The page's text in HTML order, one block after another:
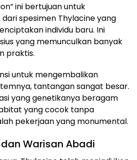
ini bertujuan untuk
spesimen Thylacine yang
individu baru. Ini
yang memunculkan banyak
praktis.
untuk mengembalikan
tantangan sangat besar.
yang genetikanya beragam
yang cocok tanpa
pekerjaan yang monumental.
Warisan Abadi